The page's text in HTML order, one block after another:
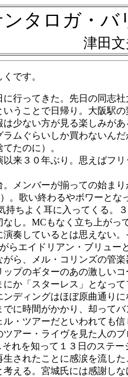
タロガ・バ
津田文
です。
に行ってきた。先日の同志
うことで日帰り。大阪
少ない方が見る楽しみがあ
ムぐらいしか買わないん
たのに）。
来３０年ぶり。思えばフ
ンバーが揃っての始ま
）。歌い終わるやボワーとな
ちよく耳に入ってくる
し。MCもなく立ち上が
奏しているとは思えない
らエイドリアン・ブリュ
ら、メル・コリンズの管
プのギターのあの激しい
か「スターレス」となっ
ディングはほぼ原曲通り
に時間がかかり、却って
ツアーだといわれても信
ー・ライヴを見た人の
れを知って１３日のステ
されたことに感涙を流し
える。宮城氏には感謝しな